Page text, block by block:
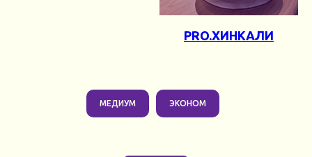
PRO.ХИНКАЛИ
МЕДИУМ ЭКОНОМ